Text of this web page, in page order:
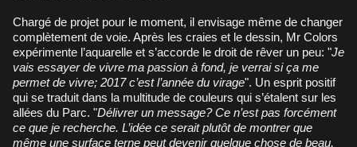
Chargé de projet pour le moment, il envisage même de changer
complètement de voie. Après les craies et le dessin, Mr Colors
expérimente l’aquarelle et s’accorde le droit de rêver un peu: "Je
vais essayer de vivre ma passion à fond, je verrai si ça me
permet de vivre; 2017 c’est l’année du virage". Un esprit positif
qui se traduit dans la multitude de couleurs qui s’étalent sur les
allées du Parc. "Délivrer un message? Ce n’est pas forcément
ce que je recherche. L’idée ce serait plutôt de montrer que
même une surface terne peut devenir quelque chose de beau,